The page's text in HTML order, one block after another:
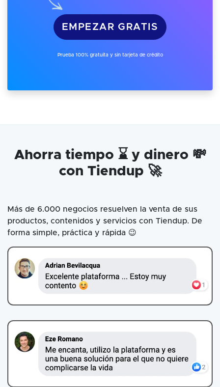
EMPEZAR GRATIS
Prueba 100% gratuita y sin tarjeta de crédito
Ahorra tiempo ⌛ y dinero 💸
con Tiendup 🚀
Más de 6.000 negocios resuelven la venta de sus
productos, contenidos y servicios con Tiendup. De
forma simple, práctica y rápida 😉